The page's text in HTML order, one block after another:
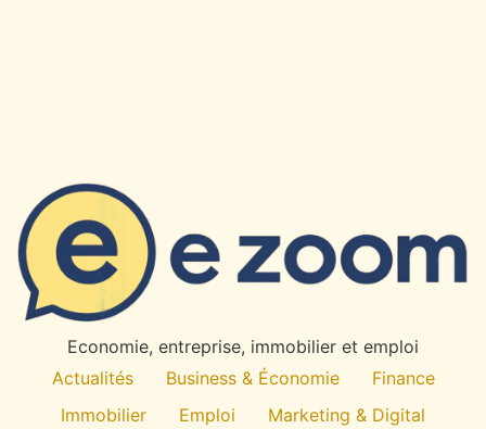
Economie, entreprise, immobilier et emploi
Actualités
Business & Économie
Finance
Immobilier
Emploi Marketing & Digital
✉
Restez Informe
Recevez nos derniers articles et actualites directement
dans votre boite mail.
Desabonnement a tout moment. Pas de spam.